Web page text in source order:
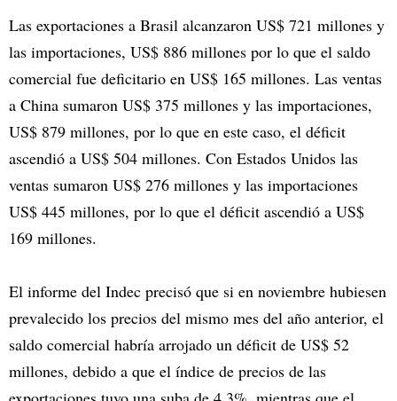
Las exportaciones a Brasil alcanzaron US$ 721 millones y
las importaciones, US$ 886 millones por lo que el saldo
comercial fue deficitario en US$ 165 millones. Las ventas
a China sumaron US$ 375 millones y las importaciones,
US$ 879 millones, por lo que en este caso, el déficit
ascendió a US$ 504 millones. Con Estados Unidos las
ventas sumaron US$ 276 millones y las importaciones
US$ 445 millones, por lo que el déficit ascendió a US$
169 millones.
El informe del Indec precisó que si en noviembre hubiesen
prevalecido los precios del mismo mes del año anterior, el
saldo comercial habría arrojado un déficit de US$ 52
millones, debido a que el índice de precios de las